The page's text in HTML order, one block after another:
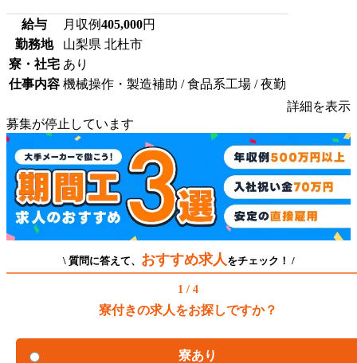
給与 月収例405,000円
勤務地
山梨県 北杜市
寮・社宅 あり
仕事内容 機械操作・製造補助 / 食品系工場 / 夜勤
詳細を表示
募集が停止しています
\ 質問に答えて、 おすすめ求人 をチェック！ /
1 / 4
寮付きの求人をお探しですか？
寮あり